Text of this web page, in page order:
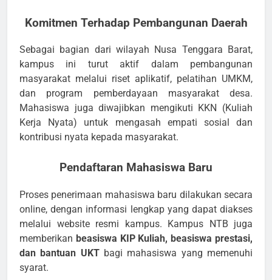
Komitmen Terhadap Pembangunan Daerah
Sebagai bagian dari wilayah Nusa Tenggara Barat,
kampus ini turut aktif dalam pembangunan
masyarakat melalui riset aplikatif, pelatihan UMKM,
dan program pemberdayaan masyarakat desa.
Mahasiswa juga diwajibkan mengikuti KKN (Kuliah
Kerja Nyata) untuk mengasah empati sosial dan
kontribusi nyata kepada masyarakat.
Pendaftaran Mahasiswa Baru
Proses penerimaan mahasiswa baru dilakukan secara
online, dengan informasi lengkap yang dapat diakses
melalui website resmi kampus. Kampus NTB juga
memberikan beasiswa KIP Kuliah, beasiswa prestasi,
dan bantuan UKTbagi mahasiswa yang memenuhi
syarat.